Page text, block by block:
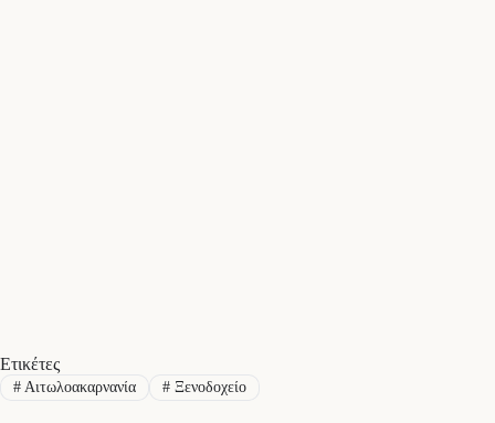
Ετικέτες
#Αιτωλοακαρνανία #Ξενοδοχείο